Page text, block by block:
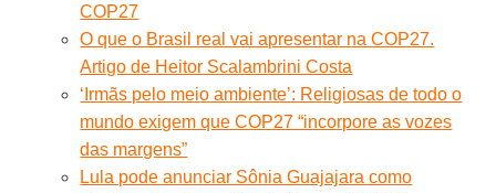
COP27
O que o Brasil real vai apresentar na COP27.
Artigo de Heitor Scalambrini Costa
‘Irmãs pelo meio ambiente’: Religiosas de todo o
mundo exigem que COP27 “incorpore as vozes
das margens”
Lula pode anunciar Sônia Guajajara como